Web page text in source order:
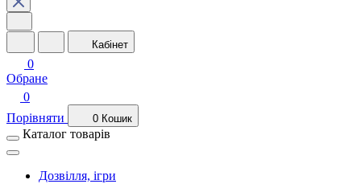
Кабінет
0
Обране
0
Порівняти
0 Кошик
Каталог товарів
Дозвілля, ігри